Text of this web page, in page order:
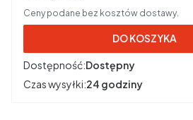
Ceny podane bez kosztów dostawy.
DO KOSZYKA
Dostępność:Dostępny
Czas wysyłki:24 godziny